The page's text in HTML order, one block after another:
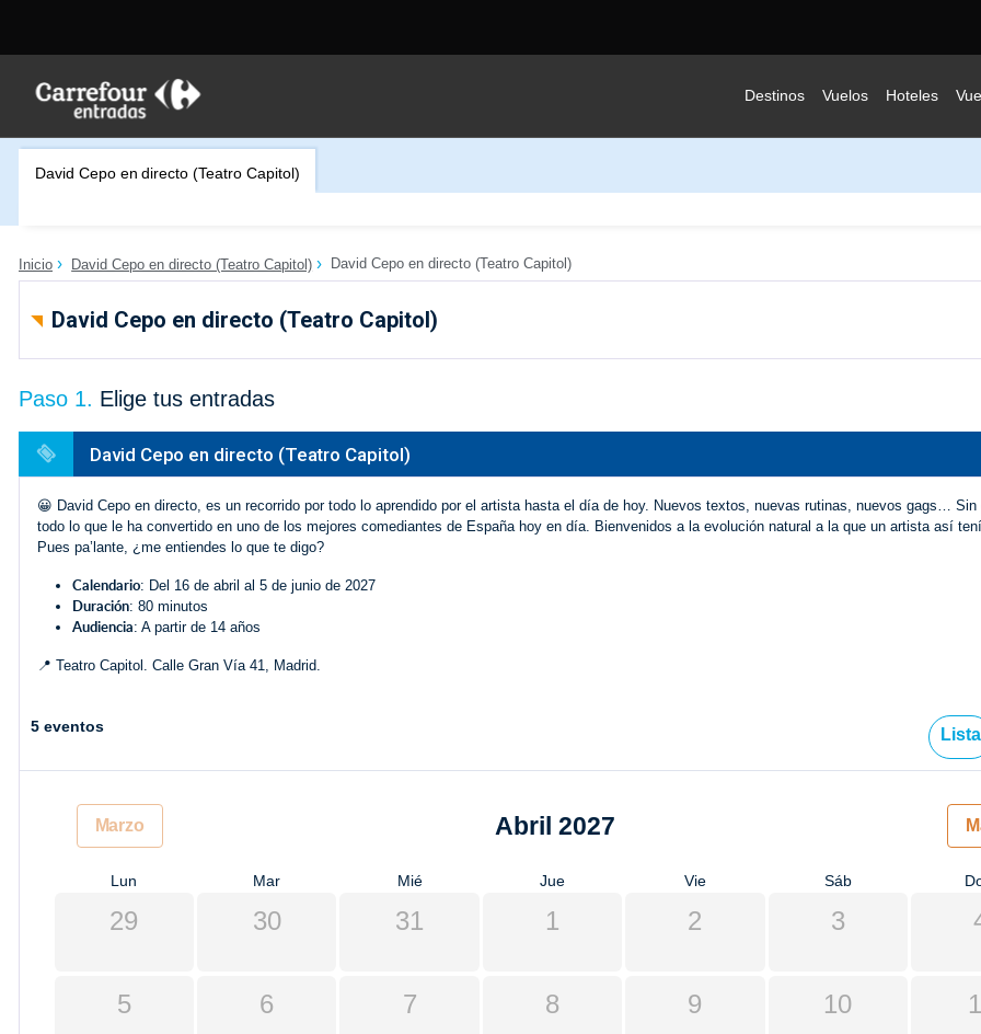
Destinos Vuelos Hoteles
David Cepo en directo (Teatro Capitol)
Inicio David Cepo en directo (Teatro Capitol) David Cepo en directo (Teatro Capitol)
David Cepo en directo (Teatro Capitol)
Paso 1. Elige tus entradas
David Cepo en directo (Teatro Capitol)
😀 David Cepo en directo, es un recorrido por todo lo aprendido por el artista hasta el día de hoy. Nuevos textos, nuevas rutinas, nuevos gags… Sin
todo lo que le ha convertido en uno de los mejores comediantes de España hoy en día. Bienvenidos a la evolución natural a la que un artista así
Pues pa’lante, ¿me entiendes lo que te digo?
Calendario: Del 16 de abril al 5 de junio de 2027
Duración: 80 minutos
Audiencia: A partir de 14 años
📍 Teatro Capitol. Calle Gran Vía 41, Madrid.
5 eventos Lista
Marzo Abril 2027
Lun Mar Mié Jue Vie Sáb
29 30 31 1 2 3
5 6 7 8 9 10